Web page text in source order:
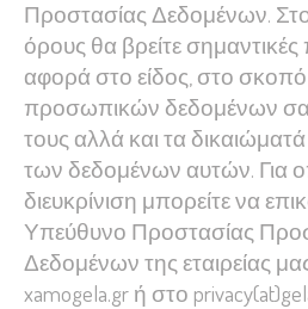
Προστασίας Δεδομένων.
όρους θα βρείτε
αφορά στο είδος, στο
προσωπικών δεδομένων
τους αλλά και τα
των δεδομένων αυτών. Για
διευκρίνιση μπορείτε να
Υπεύθυνο Προστασίας
Δεδομένων της εταιρείας
xamogela.gr ή στο